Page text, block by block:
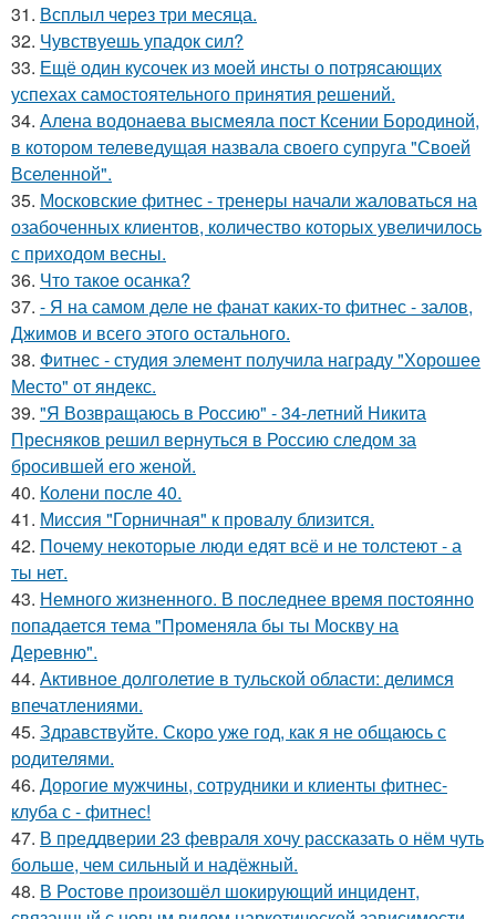
31. Всплыл через три месяца.
32. Чувствуешь упадок сил?
33. Ещё один кусочек из моей инсты о потрясающих
успехах самостоятельного принятия решений.
34. Алена водонаева высмеяла пост Ксении Бородиной,
в котором телеведущая назвала своего супруга "Своей
Вселенной".
35. Московские фитнес - тренеры начали жаловаться на
озабоченных клиентов, количество которых увеличилось
с приходом весны.
36. Что такое осанка?
37. - Я на самом деле не фанат каких-то фитнес - залов,
Джимов и всего этого остального.
38. Фитнес - студия элемент получила награду "Хорошее
Место" от яндекс.
39. "Я Возвращаюсь в Россию" - 34-летний Никита
Пресняков решил вернуться в Россию следом за
бросившей его женой.
40. Колени после 40.
41. Миссия "Горничная" к провалу близится.
42. Почему некоторые люди едят всё и не толстеют - а
ты нет.
43. Немного жизненного. В последнее время постоянно
попадается тема "Променяла бы ты Москву на
Деревню".
44. Активное долголетие в тульской области: делимся
впечатлениями.
45. Здравствуйте. Скоро уже год, как я не общаюсь с
родителями.
46. Дорогие мужчины, сотрудники и клиенты фитнес-
клуба с - фитнес!
47. В преддверии 23 февраля хочу рассказать о нём чуть
больше, чем сильный и надёжный.
48. В Ростове произошёл шокирующий инцидент,